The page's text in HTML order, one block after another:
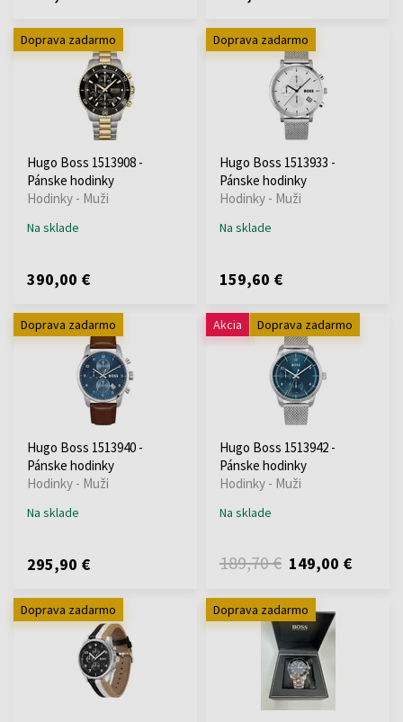
Doprava zadarmo
Hugo Boss 1513908 -
Pánske hodinky
Hodinky - Muži
Na sklade
390,00 €
Doprava zadarmo
Hugo Boss 1513933 -
Pánske hodinky
Hodinky - Muži
Na sklade
159,60 €
Doprava zadarmo
Hugo Boss 1513940 -
Pánske hodinky
Hodinky - Muži
Na sklade
295,90 €
Akcia Doprava zadarmo
Hugo Boss 1513942 -
Pánske hodinky
Hodinky - Muži
Na sklade
189,70 € 149,00 €
Doprava zadarmo Doprava zadarmo